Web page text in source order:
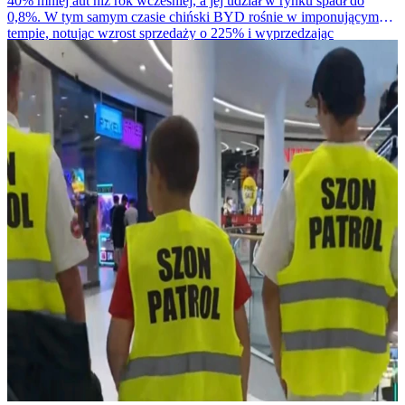
0,8%. W tym samym czasie chiński BYD rośnie w imponującym
tempie, notując wzrost sprzedaży o 225% i wyprzedzając
amerykańskiego giganta.